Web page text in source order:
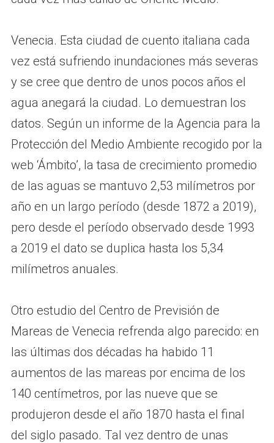
Venecia. Esta ciudad de cuento italiana cada
vez está sufriendo inundaciones más severas
y se cree que dentro de unos pocos años el
agua anegará la ciudad. Lo demuestran los
datos. Según un informe de la Agencia para la
Protección del Medio Ambiente recogido por la
web ‘Ámbito’, la tasa de crecimiento promedio
de las aguas se mantuvo 2,53 milímetros por
año en un largo período (desde 1872 a 2019),
pero desde el período observado desde 1993
a 2019 el dato se duplica hasta los 5,34
milímetros anuales.
Otro estudio del Centro de Previsión de
Mareas de Venecia refrenda algo parecido: en
las últimas dos décadas ha habido 11
aumentos de las mareas por encima de los
140 centímetros, por las nueve que se
produjeron desde el año 1870 hasta el final
del siglo pasado. Tal vez dentro de unas